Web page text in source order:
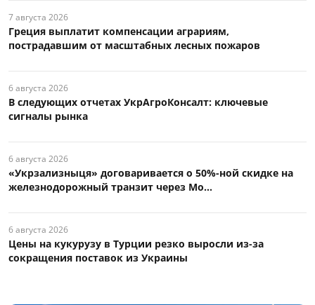
7 августа 2026
Греция выплатит компенсации аграриям,
пострадавшим от масштабных лесных пожаров
6 августа 2026
В следующих отчетах УкрАгроКонсалт: ключевые
сигналы рынка
6 августа 2026
«Укрзализныця» договаривается о 50%-ной скидке на
железнодорожный транзит через Мо...
6 августа 2026
Цены на кукурузу в Турции резко выросли из-за
сокращения поставок из Украины